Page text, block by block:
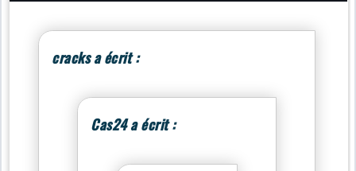
cracks a écrit :
Cas24 a écrit :